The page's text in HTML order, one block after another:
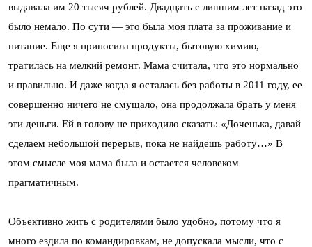
выдавала им 20 тысяч рублей. Двадцать с лишним лет назад это
было немало. По сути — это была моя плата за проживание и
питание. Еще я приносила продукты, бытовую химию,
тратилась на мелкий ремонт. Мама считала, что это нормально
и правильно. И даже когда я осталась без работы в 2011 году, ее
совершенно ничего не смущало, она продолжала брать у меня
эти деньги. Ей в голову не приходило сказать: «Доченька, давай
сделаем небольшой перерыв, пока не найдешь работу…» В
этом смысле моя мама была и остается человеком
прагматичным.
Объективно жить с родителями было удобно, потому что я
много ездила по командировкам, не допускала мысли, что с